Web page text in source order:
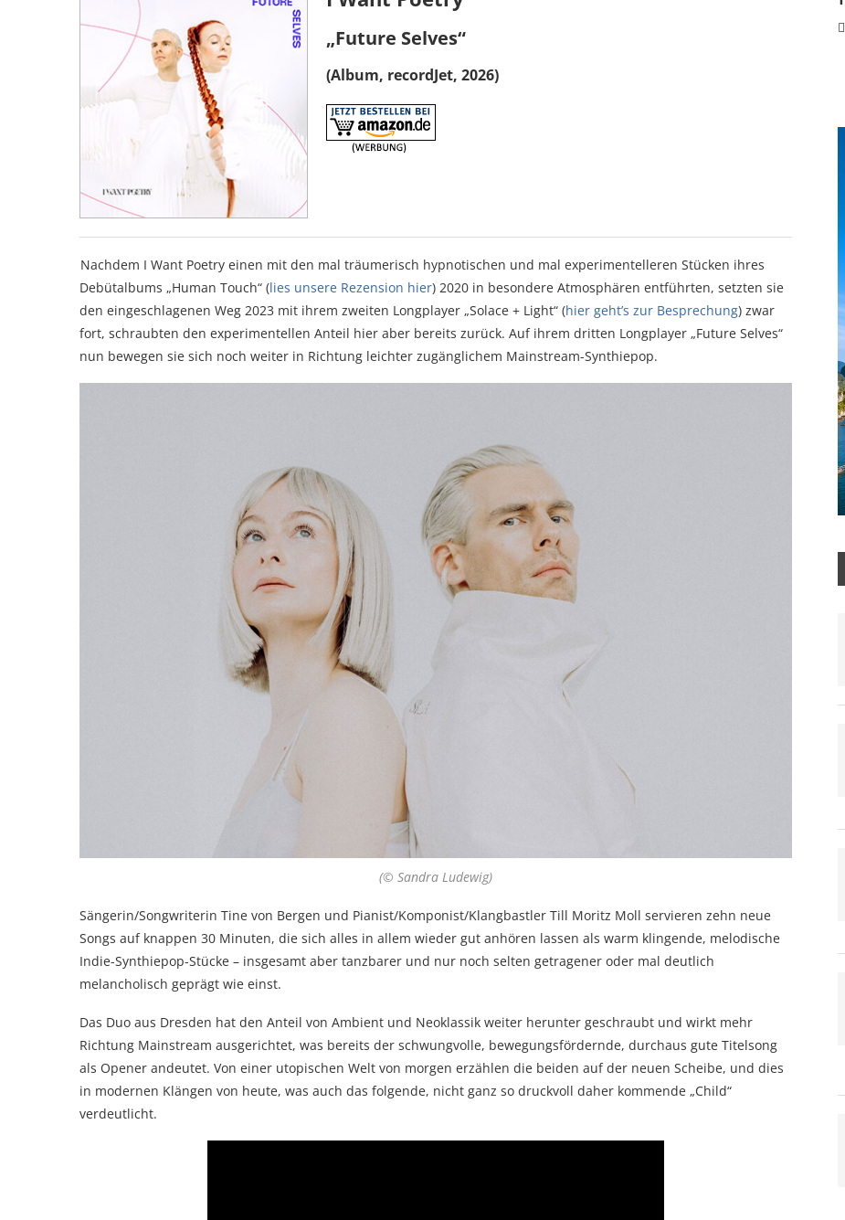
„Future Selves“
(Album, recordJet, 2026)
Nachdem I Want Poetry einen mit den mal träumerisch hypnotischen und mal experimentelleren Stücken ihres
Debütalbums „Human Touch“ (lies unsere Rezension hier) 2020 in besondere Atmosphären entführten, setzten sie
den eingeschlagenen Weg 2023 mit ihrem zweiten Longplayer „Solace + Light“ (hier geht’s zur Besprechung) zwar
fort, schraubten den experimentellen Anteil hier aber bereits zurück. Auf ihrem dritten Longplayer „Future Selves“
nun bewegen sie sich noch weiter in Richtung leichter zugänglichem Mainstream-Synthiepop.
(© Sandra Ludewig)
Sängerin/Songwriterin Tine von Bergen und Pianist/Komponist/Klangbastler Till Moritz Moll servieren zehn neue
Songs auf knappen 30 Minuten, die sich alles in allem wieder gut anhören lassen als warm klingende, melodische
Indie-Synthiepop-Stücke – insgesamt aber tanzbarer und nur noch selten getragener oder mal deutlich
melancholisch geprägt wie einst.
Das Duo aus Dresden hat den Anteil von Ambient und Neoklassik weiter herunter geschraubt und wirkt mehr
Richtung Mainstream ausgerichtet, was bereits der schwungvolle, bewegungsfördernde, durchaus gute Titelsong
als Opener andeutet. Von einer utopischen Welt von morgen erzählen die beiden auf der neuen Scheibe, und dies
in modernen Klängen von heute, was auch das folgende, nicht ganz so druckvoll daher kommende „Child“
verdeutlicht.